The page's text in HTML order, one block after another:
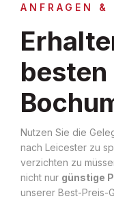
ANFRAGEN &
besten
Nutzen Sie die
nach Leicester zu
verzichten zu
nicht nur günstige
unserer Best-Preis-